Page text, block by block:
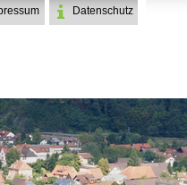
Datenschutz